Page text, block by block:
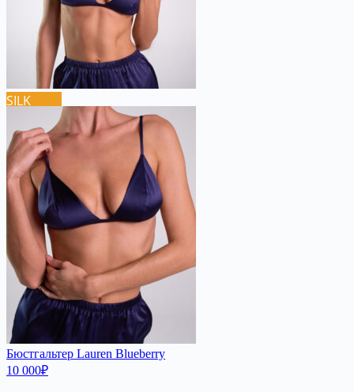
SILK
Бюстгальтер Lauren Blueberry
10 000₽